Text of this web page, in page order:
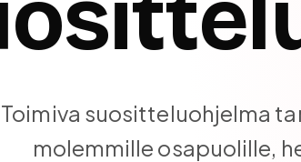
Toimiva suositteluohjelma
molemmille osapuolille,